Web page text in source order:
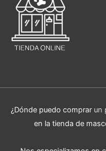
¿Dónde puedo comprar un
en la tienda de